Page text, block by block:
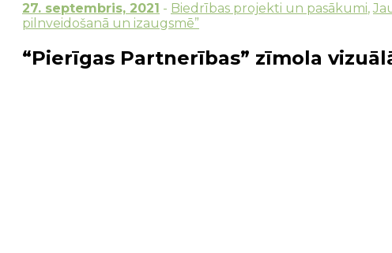
27. septembris, 2021 - Biedrības projekti un pasākumi,
pilnveidošanā un izaugsmē”
“Pierīgas Partnerības” zīmola